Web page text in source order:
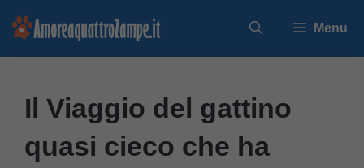
Vai
Menu
Il Viaggio del gattino
quasi cieco che ha